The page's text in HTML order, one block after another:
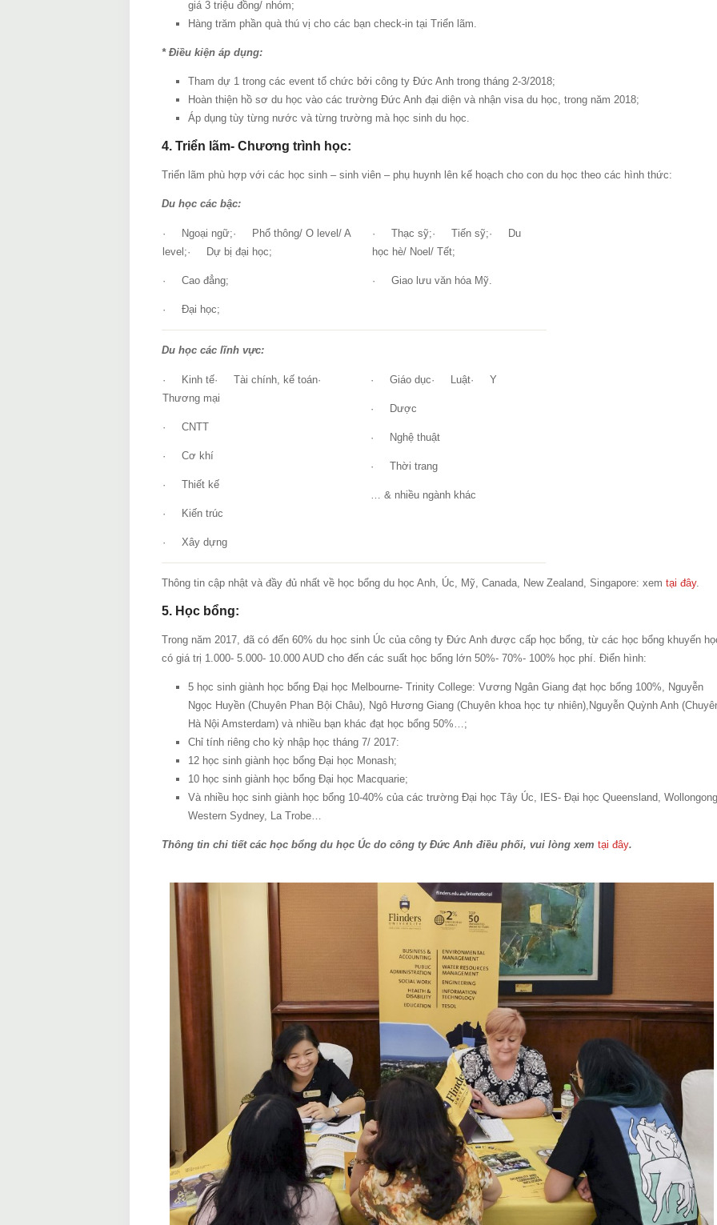
giá 3 triệu đồng/ nhóm;
Hàng trăm phần quà thú vị cho các bạn check-in tại Triển lãm.
* Điều kiện áp dụng:
Tham dự 1 trong các event tổ chức bởi công ty Đức Anh trong tháng 2-3/2018;
Hoàn thiện hồ sơ du học vào các trường Đức Anh đại diện và nhận visa du học, trong năm 2018;
Áp dụng tùy từng nước và từng trường mà học sinh du học.
4. Triển lãm- Chương trình học:
Triển lãm phù hợp với các học sinh – sinh viên – phụ huynh lên kế hoạch cho con du học theo các hình thức:
Du học các bậc:
· Ngoại ngữ;· Phổ thông/ O level/ A
level;· Dự bị đại học;
· Cao đẳng;
· Đại học;
· Thạc sỹ;· Tiến sỹ;· Du
học hè/ Noel/ Tết;
· Giao lưu văn hóa Mỹ.
Du học các lĩnh vực:
· Kinh tế· Tài chính, kế toán·
Thương mại
· CNTT
· Cơ khí
· Thiết kế
· Kiến trúc
· Xây dựng
· Giáo dục· Luật· Y
· Dược
· Nghệ thuật
· Thời trang
… & nhiều ngành khác
Thông tin cập nhật và đầy đủ nhất về học bổng du học Anh, Úc, Mỹ, Canada, New Zealand, Singapore: xem tại đây.
5. Học bổng:
Trong năm 2017, đã có đến 60% du học sinh Úc của công ty Đức Anh được cấp học bổng, từ các học bổng khuyến
có giá trị 1.000- 5.000- 10.000 AUD cho đến các suất học bổng lớn 50%- 70%- 100% học phí. Điển hình:
5 học sinh giành học bổng Đại học Melbourne- Trinity College: Vương Ngân Giang đạt học bổng 100%, Nguyễn
Ngọc Huyền (Chuyên Phan Bội Châu), Ngô Hương Giang (Chuyên khoa học tự nhiên),Nguyễn Quỳnh Anh
Hà Nội Amsterdam) và nhiều bạn khác đạt học bổng 50%…;
Chỉ tính riêng cho kỳ nhập học tháng 7/ 2017:
12 học sinh giành học bổng Đại học Monash;
10 học sinh giành học bổng Đại học Macquarie;
Và nhiều học sinh giành học bổng 10-40% của các trường Đại học Tây Úc, IES- Đại học Queensland,
Western Sydney, La Trobe…
Thông tin chi tiết các học bổng du học Úc do công ty Đức Anh điều phối, vui lòng xem tại đây.